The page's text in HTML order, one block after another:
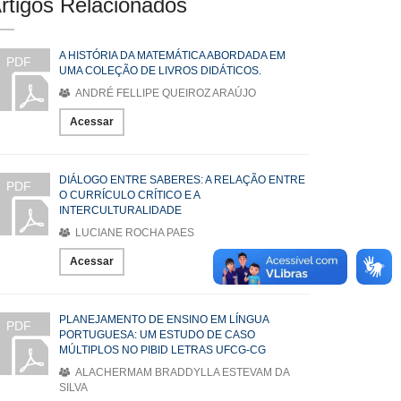
Relacionados
PDF
A HISTÓRIA DA MATEMÁTICA ABORDADA EM
UMA COLEÇÃO DE LIVROS DIDÁTICOS.
ANDRÉ FELLIPE QUEIROZ ARAÚJO
Acessar
PDF
DIÁLOGO ENTRE SABERES: A RELAÇÃO ENTRE
O CURRÍCULO CRÍTICO E A
INTERCULTURALIDADE
LUCIANE ROCHA PAES
Acessar
PDF
PLANEJAMENTO DE ENSINO EM LÍNGUA
PORTUGUESA: UM ESTUDO DE CASO
MÚLTIPLOS NO PIBID LETRAS UFCG-CG
ALACHERMAM BRADDYLLA ESTEVAM DA
SILVA